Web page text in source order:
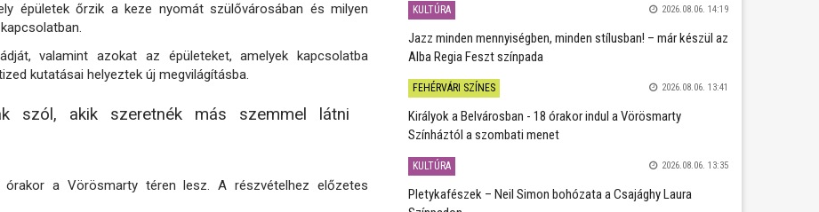
épületek őrzik a keze nyomát szülővárosában és milyen
valamint azokat az épületeket, amelyek kapcsolatba
kutatásai helyeztek új megvilágításba.
szól, akik szeretnék más szemmel látni
a Vörösmarty téren lesz. A részvételhez előzetes
KULTÚRA 2026.08.06. 14:19
Jazz minden mennyiségben, minden stílusban! – már készül az
Alba Regia Feszt színpada
FEHÉRVÁRI SZÍNES 2026.08.06. 13:41
Királyok a Belvárosban - 18 órakor indul a Vörösmarty
Színháztól a szombati menet
KULTÚRA 2026.08.06. 13:35
Pletykafészek – Neil Simon bohózata a Csajághy Laura